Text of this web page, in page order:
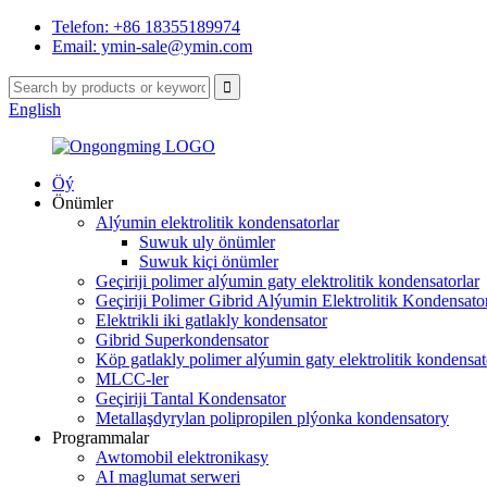
Telefon: +86 18355189974
Email: ymin-sale@ymin.com
English
Öý
Önümler
Alýumin elektrolitik kondensatorlar
Suwuk uly önümler
Suwuk kiçi önümler
Geçiriji polimer alýumin gaty elektrolitik kondensatorlar
Geçiriji Polimer Gibrid Alýumin Elektrolitik
Elektrikli iki gatlakly kondensator
Gibrid Superkondensator
Köp gatlakly polimer alýumin gaty elektrolitik
MLCC-ler
Geçiriji Tantal Kondensator
Metallaşdyrylan polipropilen plýonka kondensatory
Programmalar
Awtomobil elektronikasy
AI maglumat serweri